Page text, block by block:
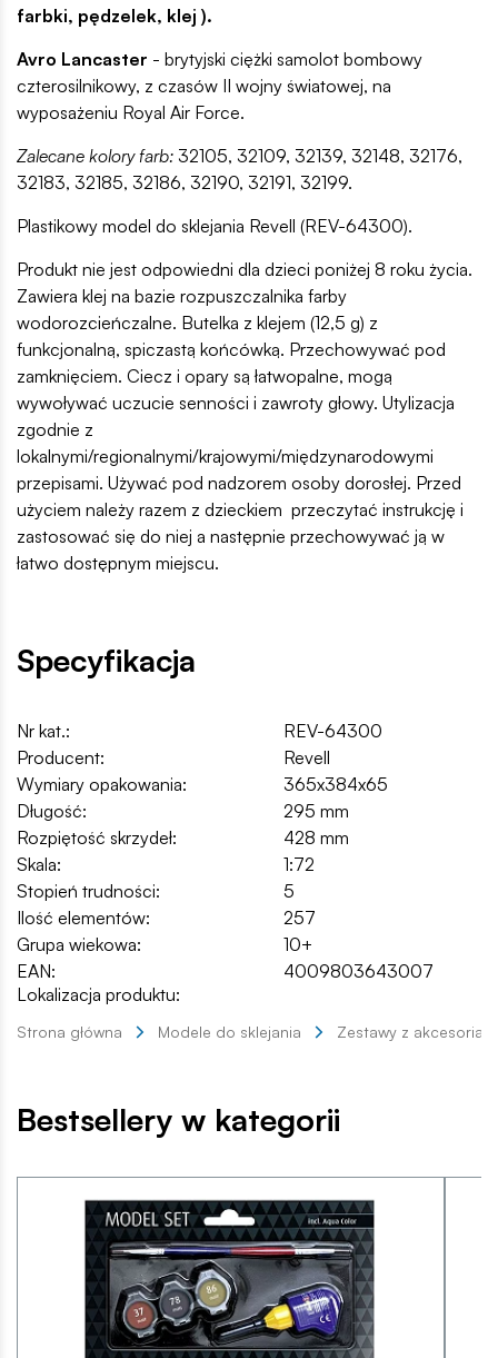
farbki, pędzelek, klej ).
Avro Lancaster - brytyjski ciężki samolot bombowy
czterosilnikowy, z czasów II wojny światowej, na
wyposażeniu Royal Air Force.
Zalecane kolory farb: 32105, 32109, 32139, 32148, 32176,
32183, 32185, 32186, 32190, 32191, 32199.
Plastikowy model do sklejania Revell (REV-64300).
Produkt nie jest odpowiedni dla dzieci poniżej 8 roku życia.
Zawiera klej na bazie rozpuszczalnika farby
wodorozcieńczalne. Butelka z klejem (12,5 g) z
funkcjonalną, spiczastą końcówką. Przechowywać pod
zamknięciem. Ciecz i opary są łatwopalne, mogą
wywoływać uczucie senności i zawroty głowy. Utylizacja
zgodnie z
lokalnymi/regionalnymi/krajowymi/międzynarodowymi
przepisami. Używać pod nadzorem osoby dorosłej. Przed
użyciem należy razem z dzieckiem przeczytać instrukcję i
zastosować się do niej a następnie przechowywać ją w
łatwo dostępnym miejscu.
Specyfikacja
Nr kat.:
REV-64300
Producent:
Revell
Wymiary opakowania:
365x384x65
Długość:
295 mm
Rozpiętość skrzydeł:
428 mm
Skala:
1:72
Stopień trudności:
5
Ilość elementów:
257
Grupa wiekowa:
10+
EAN:
4009803643007
Lokalizacja produktu:
Strona główna Modele do sklejania Zestawy z akcesoriami
Bestsellery w kategorii